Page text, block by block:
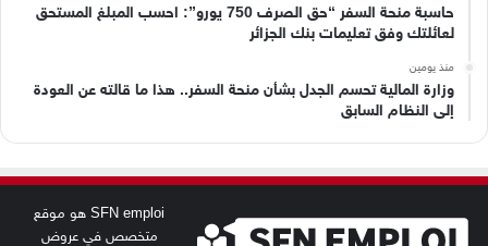
حاسبة منحة السفر “حق الصرف 750 يورو”: احسب المبلغ المستحق
لعائلتك وفق تعليمات بنك الجزائر
منذ يومين
وزارة المالية تحسم الجدل بشأن منحة السفر.. هذا ما قالته عن العودة
إلى النظام السابق
SFN emploi هو موقع
متخصص في عروض